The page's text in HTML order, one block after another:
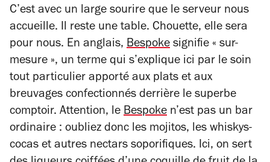
C’est avec un large sourire que le serveur nous
accueille. Il reste une table. Chouette, elle sera
pour nous. En anglais, Bespoke signifie « sur-
mesure », un terme qui s’explique ici par le soin
tout particulier apporté aux plats et aux
breuvages confectionnés derrière le superbe
comptoir. Attention, le Bespoke n’est pas un bar
ordinaire : oubliez donc les mojitos, les whiskys-
cocas et autres nectars soporifiques. Ici, on sert